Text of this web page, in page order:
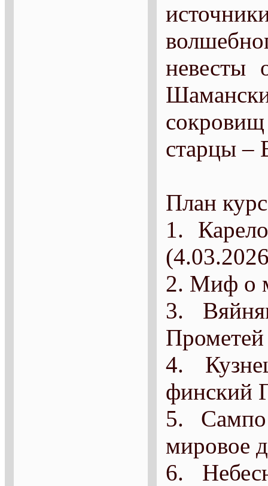
невесты
сокровищ
старцы –
План
1.
2. Миф о
3.
4.
финский
5.
мировое
6.